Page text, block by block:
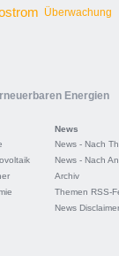
Überwachung
Energien
News
News - Nach
News - Nach
Archiv
Themen RSS-
News Disclaimer